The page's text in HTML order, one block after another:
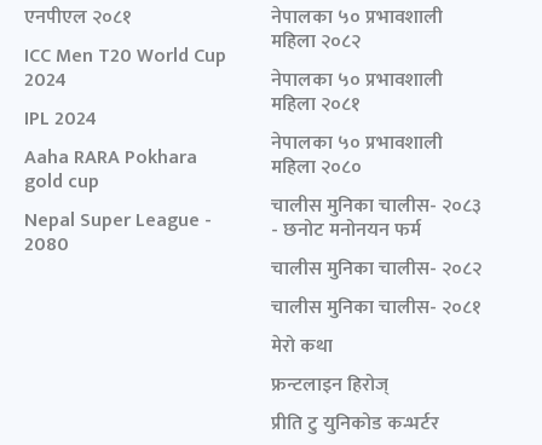
एनपीएल २०८१
ICC Men T20 World Cup
2024
IPL 2024
Aaha RARA Pokhara
gold cup
Nepal Super League -
2080
नेपालका ५० प्रभावशाली
महिला २०८२
नेपालका ५० प्रभावशाली
महिला २०८१
नेपालका ५० प्रभावशाली
महिला २०८०
चालीस मुनिका चालीस- २०८३
- छनोट मनोनयन फर्म
चालीस मुनिका चालीस- २०८२
चालीस मुनिका चालीस- २०८१
मेरो कथा
फ्रन्टलाइन हिरोज्
प्रीति टु युनिकोड कन्भर्टर